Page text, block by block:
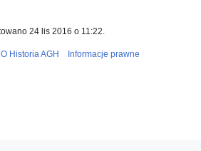
24 lis 2016 o 11:22.
O Historia AGH Informacje prawne